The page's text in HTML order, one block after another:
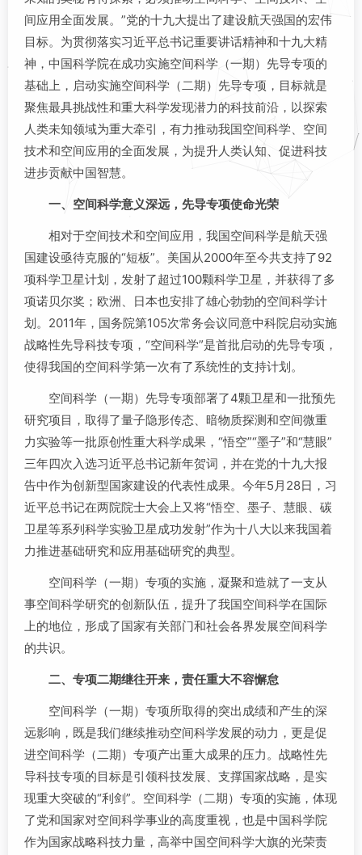
间应用全面发展。”党的十九大提出了建设航天强国的宏伟
目标。为贯彻落实习近平总书记重要讲话精神和十九大精
神，中国科学院在成功实施空间科学（一期）先导专项的
基础上，启动实施空间科学（二期）先导专项，目标就是
聚焦最具挑战性和重大科学发现潜力的科技前沿，以探索
人类未知领域为重大牵引，有力推动我国空间科学、空间
技术和空间应用的全面发展，为提升人类认知、促进科技
进步贡献中国智慧。
一、空间科学意义深远，先导专项使命光荣
相对于空间技术和空间应用，我国空间科学是航天强
国建设亟待克服的“短板”。美国从2000年至今共支持了92
项科学卫星计划，发射了超过100颗科学卫星，并获得了多
项诺贝尔奖；欧洲、日本也安排了雄心勃勃的空间科学计
划。2011年，国务院第105次常务会议同意中科院启动实施
战略性先导科技专项，“空间科学”是首批启动的先导专项，
使得我国的空间科学第一次有了系统性的支持计划。
空间科学（一期）先导专项部署了4颗卫星和一批预先
研究项目，取得了量子隐形传态、暗物质探测和空间微重
力实验等一批原创性重大科学成果，“悟空”“墨子”和“慧眼”
三年四次入选习近平总书记新年贺词，并在党的十九大报
告中作为创新型国家建设的代表性成果。今年5月28日，习
近平总书记在两院院士大会上又将“悟空、墨子、慧眼、碳
卫星等系列科学实验卫星成功发射”作为十八大以来我国着
力推进基础研究和应用基础研究的典型。
空间科学（一期）专项的实施，凝聚和造就了一支从
事空间科学研究的创新队伍，提升了我国空间科学在国际
上的地位，形成了国家有关部门和社会各界发展空间科学
的共识。
二、专项二期继往开来，责任重大不容懈怠
空间科学（一期）专项所取得的突出成绩和产生的深
远影响，既是我们继续推动空间科学发展的动力，更是促
进空间科学（二期）专项产出重大成果的压力。战略性先
导科技专项的目标是引领科技发展、支撑国家战略，是实
现重大突破的“利剑”。空间科学（二期）专项的实施，体现
了党和国家对空间科学事业的高度重视，也是中国科学院
作为国家战略科技力量，高举中国空间科学大旗的光荣责